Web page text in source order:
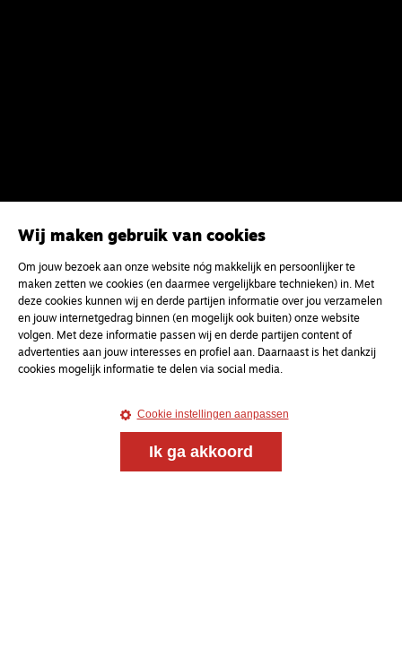
Meld je aan voor onze gratis
Wij maken gebruik van cookies
Om jouw bezoek aan onze website nóg makkelijk en persoonlijker te
maken zetten we cookies (en daarmee vergelijkbare technieken) in. Met
deze cookies kunnen wij en derde partijen informatie over jou verzamelen
en jouw internetgedrag binnen (en mogelijk ook buiten) onze website
volgen. Met deze informatie passen wij en derde partijen content of
advertenties aan jouw interesses en profiel aan. Daarnaast is het dankzij
cookies mogelijk informatie te delen via social media.
Cookie instellingen aanpassen
Ik ga akkoord